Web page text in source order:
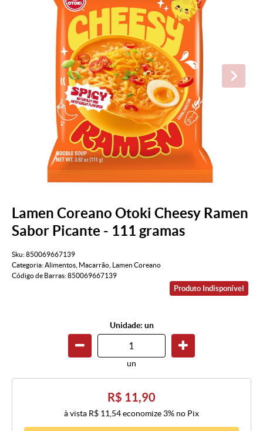
Lamen Coreano Otoki Cheesy Ramen
Sabor Picante - 111 gramas
Sku:850069667139
Categoria:Alimentos Macarrão
Lamen Coreano
Código de Barras:850069667139
Produto Indisponível
Unidade: un
un
R$ 11,90
à vista R$ 11,54economize 3% no Pix